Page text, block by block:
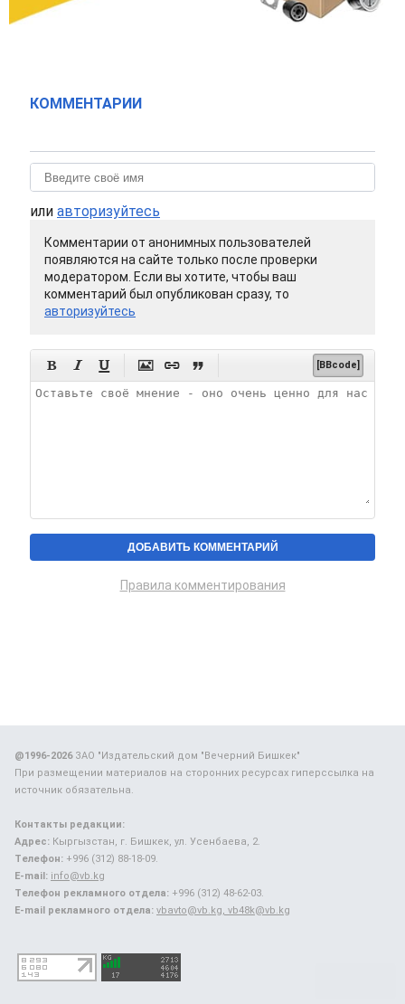
КОММЕНТАРИИ
или авторизуйтесь
Комментарии от анонимных пользователей
появляются на сайте только после проверки
модератором. Если вы хотите, чтобы ваш
комментарий был опубликован сразу, то
авторизуйтесь
      [BBcode]
Правила комментирования
@1996-2026ЗАО "Издательский дом "Вечерний Бишкек"
При размещении материалов на сторонних ресурсах гиперссылка на
источник обязательна.
Контакты редакции:
Адрес: Кыргызстан, г. Бишкек, ул. Усенбаева, 2.
Телефон: +996 (312) 88-18-09.
E-mail: info@vb.kg
Телефон рекламного отдела: +996 (312) 48-62-03.
E-mail рекламного отдела: vbavto@vb.kg, vb48k@vb.kg